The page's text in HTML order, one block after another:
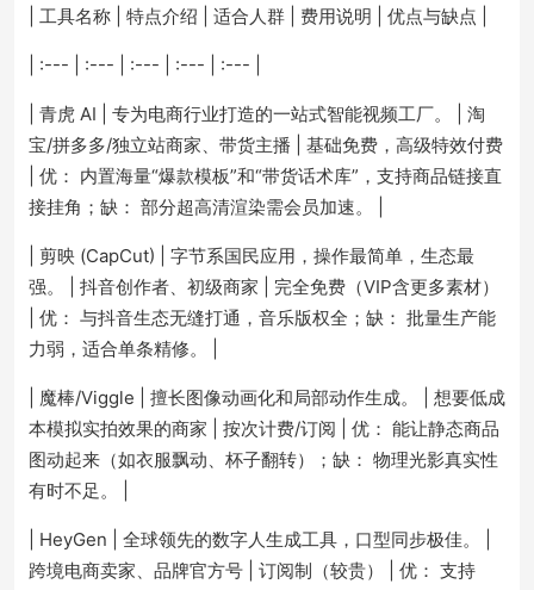
| 工具名称 | 特点介绍 | 适合人群 | 费用说明 | 优点与缺点 |
| :--- | :--- | :--- | :--- | :--- |
| 青虎 AI | 专为电商行业打造的一站式智能视频工厂。 | 淘
宝/拼多多/独立站商家、带货主播 | 基础免费，高级特效付费
| 优： 内置海量“爆款模板”和“带货话术库”，支持商品链接直
接挂角；缺： 部分超高清渲染需会员加速。 |
| 剪映 (CapCut) | 字节系国民应用，操作最简单，生态最
强。 | 抖音创作者、初级商家 | 完全免费（VIP含更多素材）
| 优： 与抖音生态无缝打通，音乐版权全；缺： 批量生产能
力弱，适合单条精修。 |
| 魔棒/Viggle | 擅长图像动画化和局部动作生成。 | 想要低成
本模拟实拍效果的商家 | 按次计费/订阅 | 优： 能让静态商品
图动起来（如衣服飘动、杯子翻转）；缺： 物理光影真实性
有时不足。 |
| HeyGen | 全球领先的数字人生成工具，口型同步极佳。 |
跨境电商卖家、品牌官方号 | 订阅制（较贵） | 优： 支持